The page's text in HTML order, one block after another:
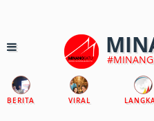
BERITA VIRAL